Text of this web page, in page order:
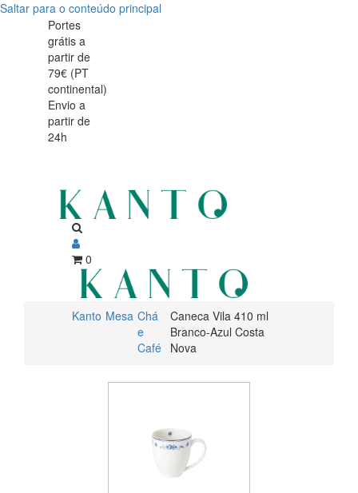
Saltar para o conteúdo principal
Caneca
Branco-
Costa
Caneca
Branco-
Costa
Portes
grátis a
partir de
79€ (PT
continental)
Envio a
partir de
24h
0
Kanto Mesa Chá
e
Café
Caneca Vila 410 ml
Branco-Azul Costa
Nova